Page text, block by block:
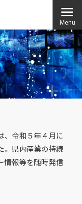
Menu
、令和５年４月に
。県内産業の持続
情報等を随時発信